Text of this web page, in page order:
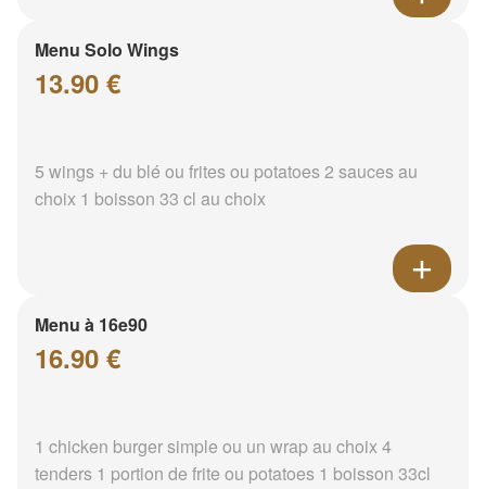
Menu Solo Wings
13.90 €
5 wings + du blé ou frites ou potatoes 2 sauces au
choix 1 boisson 33 cl au choix
Menu à 16e90
16.90 €
1 chicken burger simple ou un wrap au choix 4
tenders 1 portion de frite ou potatoes 1 boisson 33cl